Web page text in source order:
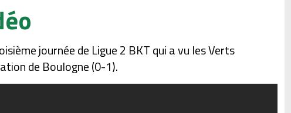
journée de Ligue 2 BKT qui a vu les Verts
de Boulogne (0-1).